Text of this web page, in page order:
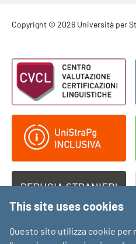
Footer -
Copyright © 2026 Università per
Footer - Loghi
This site uses cookies
Questo sito utilizza cookie per